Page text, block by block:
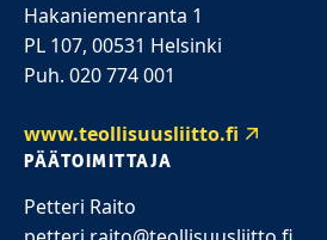
Hakaniemenranta 1
PL 107, 00531 Helsinki
Puh. 020 774 001
www.teollisuusliitto.fi
PÄÄTOIMITTAJA
Petteri Raito